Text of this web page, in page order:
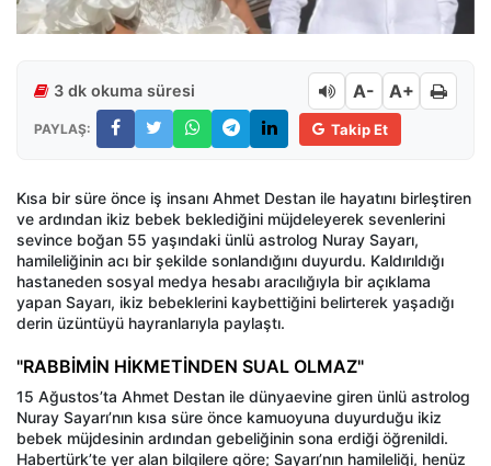
3 dk okuma süresi A- A+
PAYLAŞ: Takip Et
Kısa bir süre önce iş insanı Ahmet Destan ile hayatını birleştiren
ve ardından ikiz bebek beklediğini müjdeleyerek sevenlerini
sevince boğan 55 yaşındaki ünlü astrolog Nuray Sayarı,
hamileliğinin acı bir şekilde sonlandığını duyurdu. Kaldırıldığı
hastaneden sosyal medya hesabı aracılığıyla bir açıklama
yapan Sayarı, ikiz bebeklerini kaybettiğini belirterek yaşadığı
derin üzüntüyü hayranlarıyla paylaştı.
"RABBİMİN HİKMETİNDEN SUAL OLMAZ"
15 Ağustos’ta Ahmet Destan ile dünyaevine giren ünlü astrolog
Nuray Sayarı’nın kısa süre önce kamuoyuna duyurduğu ikiz
bebek müjdesinin ardından gebeliğinin sona erdiği öğrenildi.
Habertürk’te yer alan bilgilere göre; Sayarı’nın hamileliği, henüz